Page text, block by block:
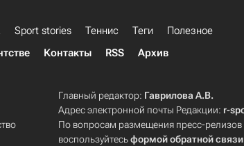
Sport stories Теннис Теги
Полезное
Контакты RSS Архив
Главный редактор: Гаврилова А.В.
Адрес электронной почты Редакции: r-
По вопросам размещения пресс-
воспользуйтесьформой обратной связи